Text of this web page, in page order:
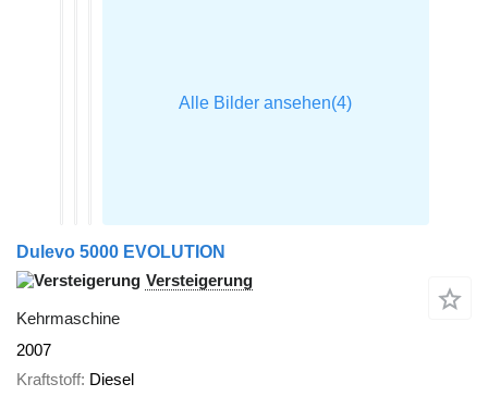
Dulevo 5000 EVOLUTION
Versteigerung
Kehrmaschine
2007
Kraftstoff Diesel